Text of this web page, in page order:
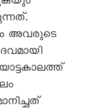
അവരുടെ